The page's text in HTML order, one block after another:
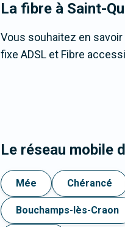
La fibre à Saint-
Vous souhaitez en
fixe ADSL et Fibre
Le réseau mobile
Mée Chérancé
Bouchamps-lès-Craon